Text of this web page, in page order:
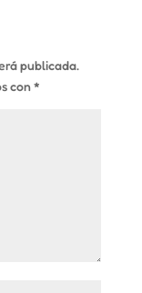
publicada.
con*